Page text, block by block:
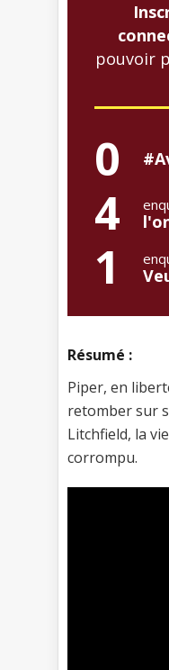
pouvoir
0
4
1
Résumé :
Piper, en
retomber sur
Litchfield, la
corrompu.